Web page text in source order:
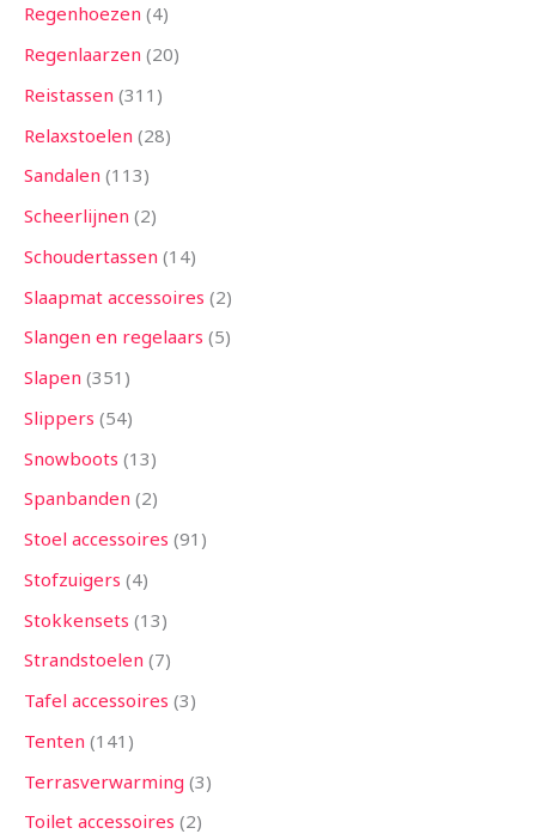
Regenhoezen 4
Regenlaarzen 20
Reistassen 311
Relaxstoelen 28
Sandalen 113
Scheerlijnen 2
Schoudertassen 14
Slaapmat accessoires 2
Slangen en regelaars 5
Slapen 351
Slippers 54
Snowboots 13
Spanbanden 2
Stoel accessoires 91
Stofzuigers 4
Stokkensets 13
Strandstoelen 7
Tafel accessoires 3
Tenten 141
Terrasverwarming 3
Toilet accessoires 2